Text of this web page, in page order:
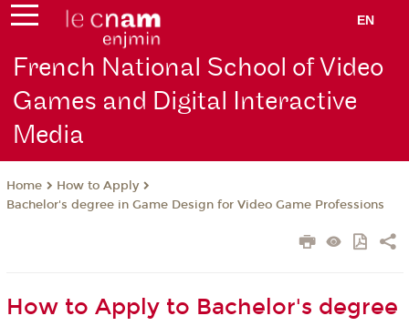
EN
French National School of Video
Games and Digital Interactive
Media
Home
How to Apply
Bachelor's degree in Game Design for Video Game Professions
How to Apply to Bachelor's degree